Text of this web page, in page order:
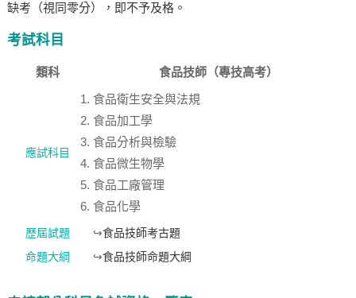
缺考（視同零分），即不予及格。
考試科目
類科 食品技師（專技高考）
應試科目
食品衛生安全與法規
食品加工學
食品分析與檢驗
食品微生物學
食品工廠管理
食品化學
歷屆試題 ↪食品技師考古題
命題大綱
↪食品技師命題大綱